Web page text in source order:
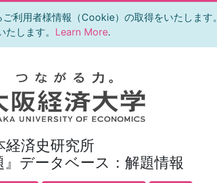
利用者様情報（Cookie）の取得をいたします。
します。 Learn More.
経済史研究所
』データベース：解題情報